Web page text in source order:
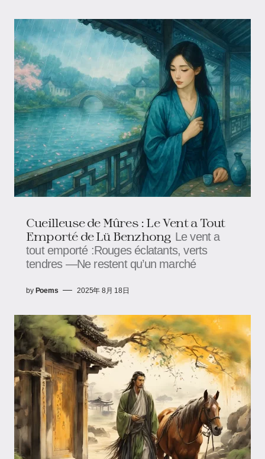
Cueilleuse de Mûres : Le Vent a Tout
Emporté de Lü Benzhong Le vent a
tout emporté :Rouges éclatants, verts
tendres —Ne restent qu’un marché
by Poems 2025年 8月 18日